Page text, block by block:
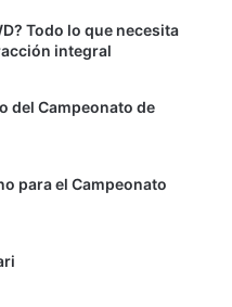
Todo lo que necesita
integral
del Campeonato de
para el Campeonato